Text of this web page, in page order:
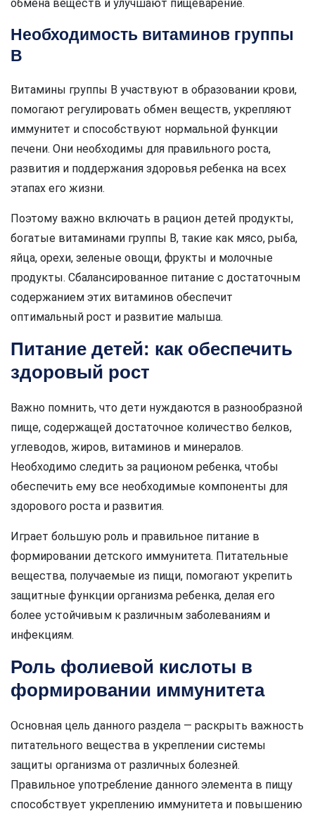
обмена веществ и улучшают пищеварение.
Необходимость витаминов группы
В
Витамины группы В участвуют в образовании крови,
помогают регулировать обмен веществ, укрепляют
иммунитет и способствуют нормальной функции
печени. Они необходимы для правильного роста,
развития и поддержания здоровья ребенка на всех
этапах его жизни.
Поэтому важно включать в рацион детей продукты,
богатые витаминами группы В, такие как мясо, рыба,
яйца, орехи, зеленые овощи, фрукты и молочные
продукты. Сбалансированное питание с достаточным
содержанием этих витаминов обеспечит
оптимальный рост и развитие малыша.
Питание детей: как обеспечить
здоровый рост
Важно помнить, что дети нуждаются в разнообразной
пище, содержащей достаточное количество белков,
углеводов, жиров, витаминов и минералов.
Необходимо следить за рационом ребенка, чтобы
обеспечить ему все необходимые компоненты для
здорового роста и развития.
Играет большую роль и правильное питание в
формировании детского иммунитета. Питательные
вещества, получаемые из пищи, помогают укрепить
защитные функции организма ребенка, делая его
более устойчивым к различным заболеваниям и
инфекциям.
Роль фолиевой кислоты в
формировании иммунитета
Основная цель данного раздела — раскрыть важность
питательного вещества в укреплении системы
защиты организма от различных болезней.
Правильное употребление данного элемента в пищу
способствует укреплению иммунитета и повышению